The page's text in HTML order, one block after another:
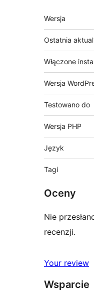
Meta
Wersja
Ostatnia
Włączone
Wersja
Testowano do
Wersja PHP
Język
Tagi
Oceny
Nie
recenzji.
Your review
Wsparcie